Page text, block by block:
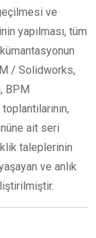
ve
yapılması, tüm
/ Solidworks,
BPM
ait seri
taleplerinin
ve anlık